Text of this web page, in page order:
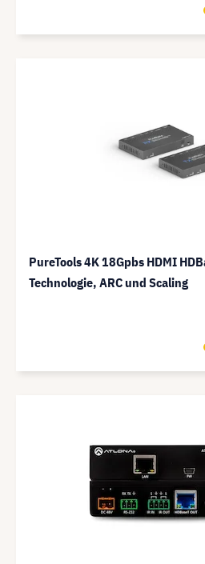
PureTools 4K 18Gpbs HDMI
Technologie, ARC und Scaling